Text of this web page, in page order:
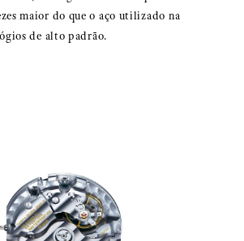
maior do que o aço utilizado na
de alto padrão.